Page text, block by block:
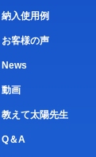
納入使用例
お客様の声
News
動画
教えて太陽先生
Q＆A